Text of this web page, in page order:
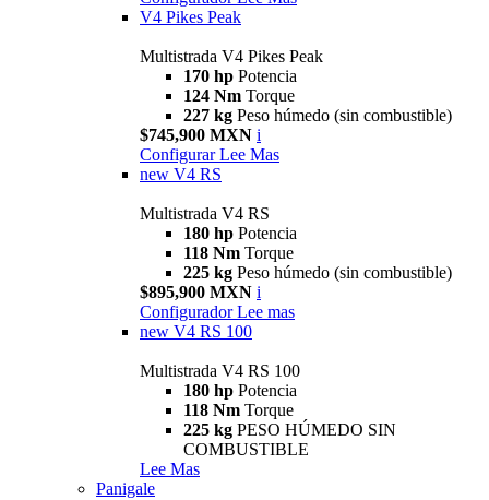
V4 Pikes Peak
Multistrada V4 Pikes Peak
170 hp Potencia
124 Nm Torque
227 kg Peso húmedo (sin combustible)
$745,900 MXN i
Configurar Lee Mas
new V4 RS
Multistrada V4 RS
180 hp Potencia
118 Nm Torque
225 kg Peso húmedo (sin combustible)
$895,900 MXN i
Configurador Lee mas
new V4 RS 100
Multistrada V4 RS 100
180 hp Potencia
118 Nm Torque
225 kg PESO HÚMEDO SIN
COMBUSTIBLE
Lee Mas
Panigale